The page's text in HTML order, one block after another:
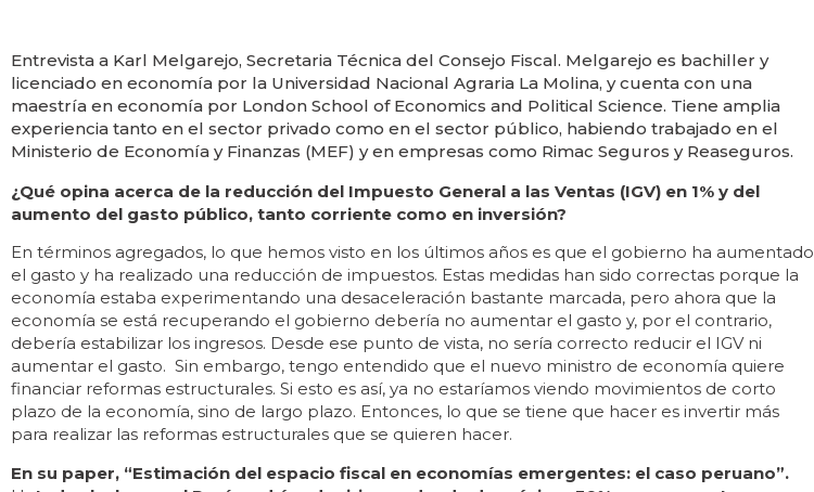
Entrevista a Karl Melgarejo, Secretaria Técnica del Consejo Fiscal. Melgarejo es bachiller y
licenciado en economía por la Universidad Nacional Agraria La Molina, y cuenta con una
maestría en economía por London School of Economics and Political Science. Tiene amplia
experiencia tanto en el sector privado como en el sector público, habiendo trabajado en el
Ministerio de Economía y Finanzas (MEF) y en empresas como Rimac Seguros y Reaseguros.
¿Qué opina acerca de la reducción del Impuesto General a las Ventas (IGV) en 1% y del
aumento del gasto público, tanto corriente como en inversión?
En términos agregados, lo que hemos visto en los últimos años es que el gobierno ha aumentado
el gasto y ha realizado una reducción de impuestos. Estas medidas han sido correctas porque la
economía estaba experimentando una desaceleración bastante marcada, pero ahora que la
economía se está recuperando el gobierno debería no aumentar el gasto y, por el contrario,
debería estabilizar los ingresos. Desde ese punto de vista, no sería correcto reducir el IGV ni
aumentar el gasto. Sin embargo, tengo entendido que el nuevo ministro de economía quiere
financiar reformas estructurales. Si esto es así, ya no estaríamos viendo movimientos de corto
plazo de la economía, sino de largo plazo. Entonces, lo que se tiene que hacer es invertir más
para realizar las reformas estructurales que se quieren hacer.
En su paper, “Estimación del espacio fiscal en economías emergentes: el caso peruano”.